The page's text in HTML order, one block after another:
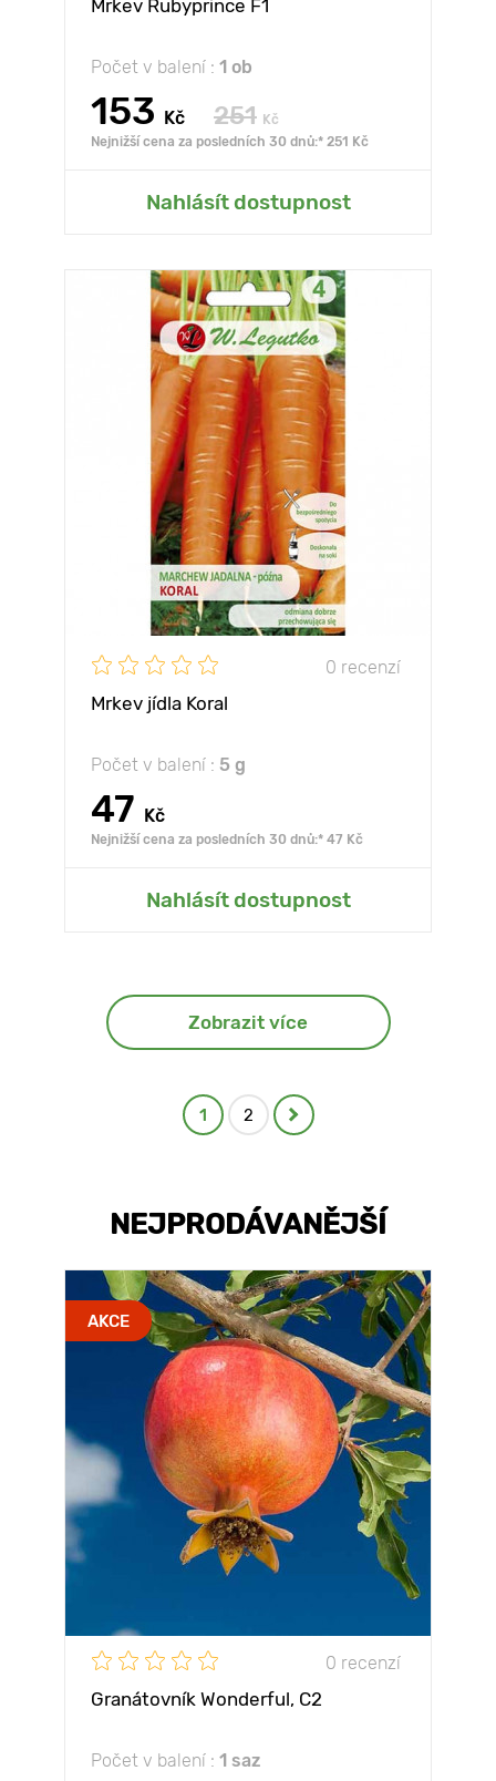
Mrkev Rubyprince F1
Počet v balení : 1 ob
153 Kč 251 Kč
Nejnižší cena za posledních 30 dnů:* 251 Kč
Nahlásít dostupnost
0 recenzí
Mrkev jídla Koral
Počet v balení : 5 g
47 Kč
Nejnižší cena za posledních 30 dnů:* 47 Kč
Nahlásít dostupnost
Zobrazit více
1 2
NEJPRODÁVANĚJŠÍ
AKCE
0 recenzí
Granátovník Wonderful, С2
Počet v balení : 1 saz